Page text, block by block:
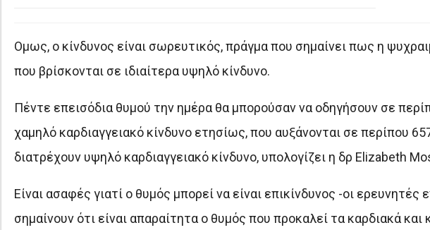
Ομως, ο κίνδυνος είναι σωρευτικός, πράγμα που σημαίνει πως η
που βρίσκονται σε ιδιαίτερα υψηλό κίνδυνο.
Πέντε επεισόδια θυμού την ημέρα θα μπορούσαν να οδηγήσουν σε
χαμηλό καρδιαγγειακό κίνδυνο ετησίως, που αυξάνονται σε περίπου
διατρέχουν υψηλό καρδιαγγειακό κίνδυνο, υπολογίζει η δρ Elizabeth
Είναι ασαφές γιατί ο θυμός μπορεί να είναι επικίνδυνος -οι
σημαίνουν ότι είναι απαραίτητα ο θυμός που προκαλεί τα καρδιακά